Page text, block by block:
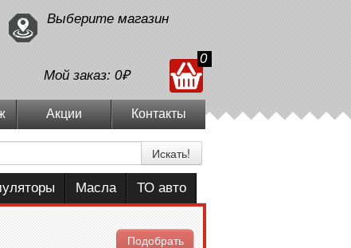
Выберите магазин
Мой заказ: 0₽
0
Акции Контакты
Искать!
Масла ТО авто
Подобрать